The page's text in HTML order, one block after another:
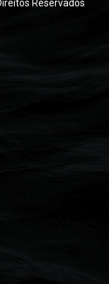
Reservados